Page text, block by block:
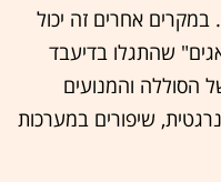
במקרים אחרים זה יכול
שהתגלו בדיעבד
הסוללה והמנועים
שיפורים במערכות